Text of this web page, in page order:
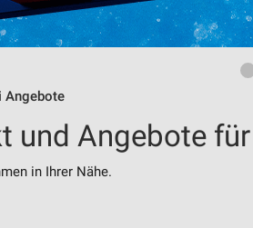
Angebote
und Angebote
in Ihrer Nähe.